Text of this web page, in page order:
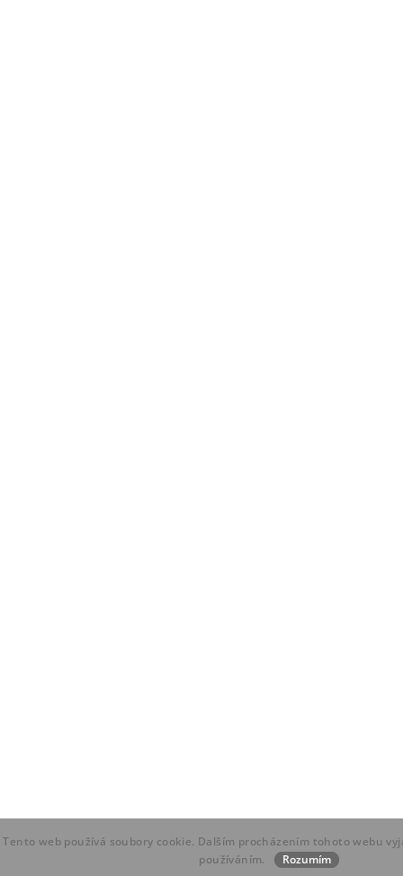
Tento web používá soubory cookie. Dalším procházením tohoto webu
používáním.
Rozumím